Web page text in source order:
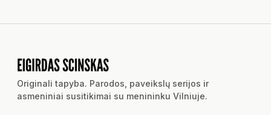
Originali tapyba. Parodos, paveikslų serijos ir
asmeniniai susitikimai su menininku Vilniuje.